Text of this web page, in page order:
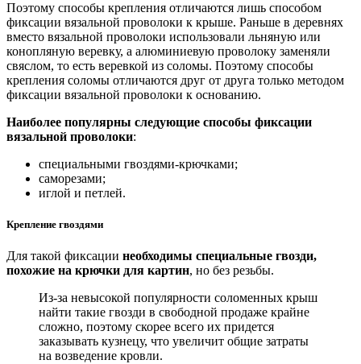
Поэтому способы крепления отличаются лишь способом
фиксации вязальной проволоки к крыше. Раньше в деревнях
вместо вязальной проволоки использовали льняную или
конопляную веревку, а алюминиевую проволоку заменяли
свяслом, то есть веревкой из соломы. Поэтому способы
крепления соломы отличаются друг от друга только методом
фиксации вязальной проволоки к основанию.
Наиболее популярны следующие способы фиксации
вязальной проволоки:
специальными гвоздями-крючками;
саморезами;
иглой и петлей.
Крепление гвоздями
Для такой фиксации необходимы специальные гвозди,
похожие на крючки для картин, но без резьбы.
Из-за невысокой популярности соломенных крыш
найти такие гвозди в свободной продаже крайне
сложно, поэтому скорее всего их придется
заказывать кузнецу, что увеличит общие затраты
на возведение кровли.